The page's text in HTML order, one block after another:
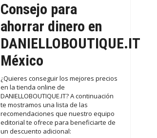
Consejo para
ahorrar dinero en
DANIELLOBOUTIQUE.IT
México
¿Quieres conseguir los mejores precios
en la tienda online de
DANIELLOBOUTIQUE.IT? A continuación
te mostramos una lista de las
recomendaciones que nuestro equipo
editorial te ofrece para beneficiarte de
un descuento adicional: